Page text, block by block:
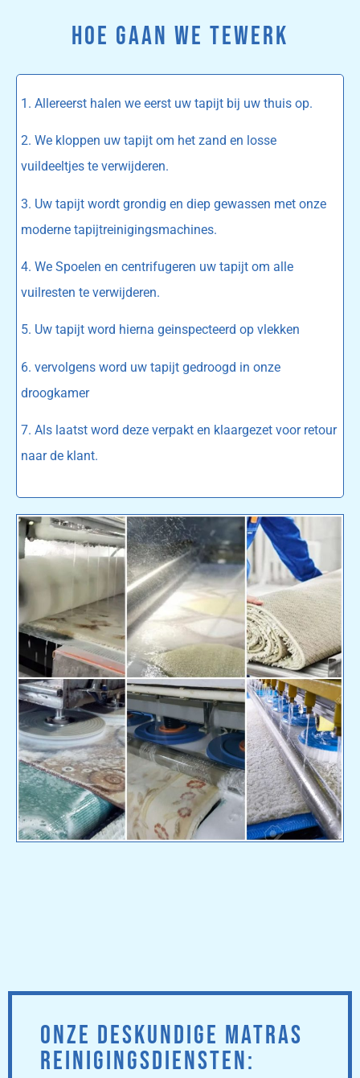
HOE GAAN WE TEWERK
1. Allereerst halen we eerst uw tapijt bij uw thuis op.
2. We kloppen uw tapijt om het zand en losse
vuildeeltjes te verwijderen.
3. Uw tapijt wordt grondig en diep gewassen met onze
moderne tapijtreinigingsmachines.
4. We Spoelen en centrifugeren uw tapijt om alle
vuilresten te verwijderen.
5. Uw tapijt word hierna geinspecteerd op vlekken
6. vervolgens word uw tapijt gedroogd in onze
droogkamer
7. Als laatst word deze verpakt en klaargezet voor retour
naar de klant.
ONZE DESKUNDIGE MATRAS
REINIGINGSDIENSTEN: